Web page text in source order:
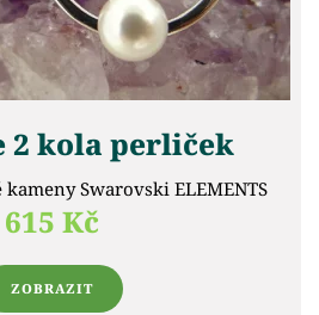
2 kola perliček
Swarovski ELEMENTS
615 Kč
ZOBRAZIT